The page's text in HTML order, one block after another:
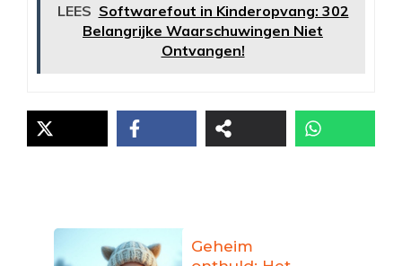
LEES Softwarefout in Kinderopvang: 302
Belangrijke Waarschuwingen Niet
Ontvangen!
Geheim